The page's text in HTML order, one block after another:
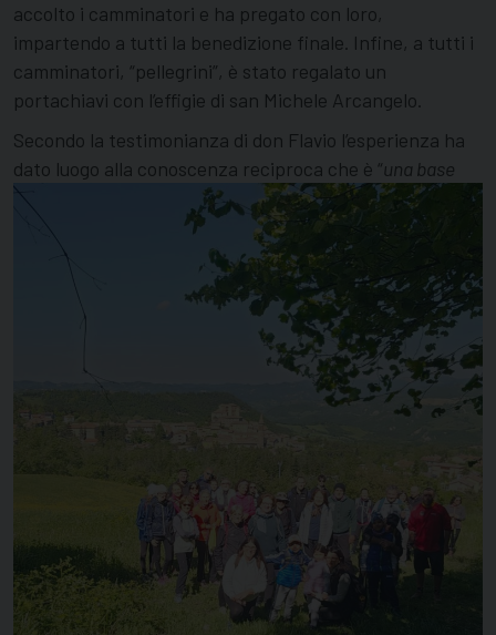
accolto i camminatori e ha pregato con loro,
impartendo a tutti la benedizione finale. Infine, a tutti i
camminatori, “pellegrini”, è stato regalato un
portachiavi con l’effigie di san Michele Arcangelo.
Secondo la testimonianza di don Flavio l’esperienza ha
dato luogo alla conoscenza reciproca che è “una base